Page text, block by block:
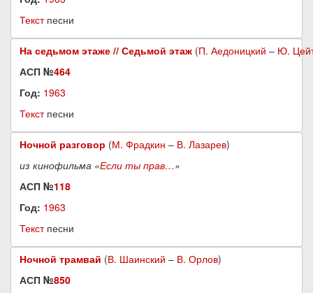
Текстпесни
На седьмом этаже // Седьмой этаж (П. Аедоницкий – Ю.
АСП №464
Год: 1963
Текстпесни
Ночной разговор (М. Фрадкин – В. Лазарев)
из кинофильма «Если ты прав…»
АСП №118
Год: 1963
Текстпесни
Ночной трамвай (В. Шаинский – В. Орлов)
АСП №850